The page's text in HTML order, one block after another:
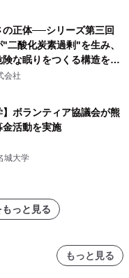
連泊プランで
の正体──シリーズ第三回
二酸化炭素過剰"を生み、
な眠りをつくる構造を解
会社
】ボランティア協議会が熊
活動を実施
大学
っと見る
もっと見る